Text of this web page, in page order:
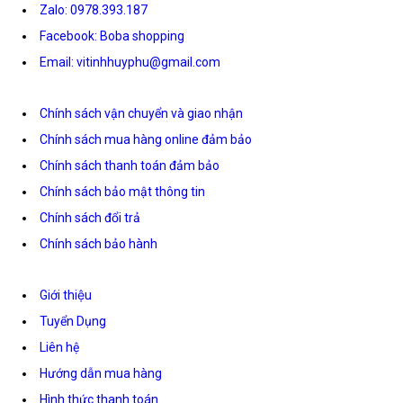
Zalo: 0978.393.187
Facebook: Boba shopping
Email: vitinhhuyphu@gmail.com
Chính sách vận chuyển và giao nhận
Chính sách mua hàng online đảm bảo
Chính sách thanh toán đảm bảo
Chính sách bảo mật thông tin
Chính sách đổi trả
Chính sách bảo hành
Giới thiệu
Tuyển Dụng
Liên hệ
Hướng dẫn mua hàng
Hình thức thanh toán